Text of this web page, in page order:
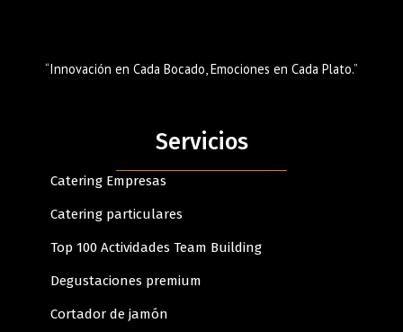
“Innovación en Cada Bocado, Emociones en Cada Plato.”
Servicios
Catering Empresas
Catering particulares
Top 100 Actividades Team Building
Degustaciones premium
Cortador de jamón